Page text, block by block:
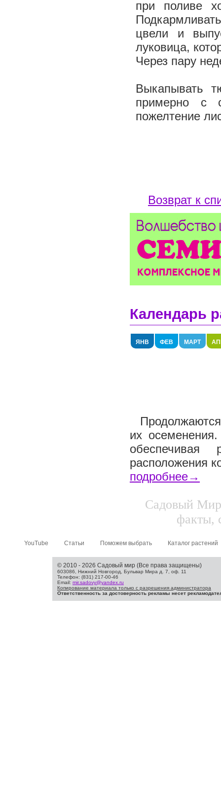
при поливе
цвели и
луковица,
Через пару
Выкапывать
примерно с
пожелтение
Возврат к
Календарь
ЯНВ ФЕВ МАРТ
их
обеспечивая
расположения
подробнее→
Садовый
факты,
YouTube Статьи Поможем выбрать Каталог растений
© 2010 - 2026 Садовый мир (Все права защищены)
603086, Нижний Новгород, Бульвар Мира д. 7, оф. 11
Телефон: (831) 217-00-46
Email: mir.sadovy@yandex.ru
Копирование материала только с разрешения администратора
Ответственность за достоверность рекламы несет